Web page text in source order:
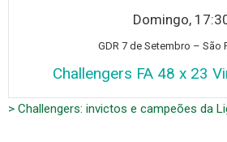
Domingo,
GDR 7 de Setembro – São
Challengers FA 48 x 23
> Challengers: invictos e campeões da